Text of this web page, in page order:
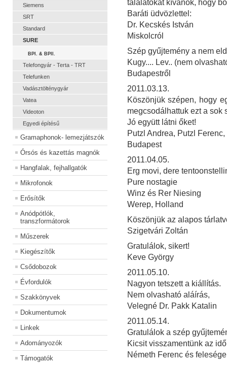
Siemens
SRT
Standard
SURE
BPI. & BPII.
Telefongyár - Terta - TRT
Telefunken
Vadásztölténygyár
Vatea
Videoton
Egyedi építésű
Gramaphonok- lemezjátszók
Órsós és kazettás magnók
Hangfalak, fejhallgatók
Mikrofonok
Erősítők
Anódpótlók,
transzformátorok
Műszerek
Kiegészítők
Csődobozok
Évfordulók
Szakkönyvek
Dokumentumok
Linkek
Adományozók
Támogatók
találatokat kívánok, hogy
Baráti üdvözlettel:
Dr. Kecskés István
Miskolcról
Szép gyűjtemény a nem
Kugy.... Lev.. (nem
Budapestről
2011.03.13.
Köszönjük szépen, hogy
megcsodálhattuk ezt a sok
Jó együtt látni őket!
Putzl Andrea, Putzl
Budapest
2011.04.05.
Erg movi, dere
Pure nostagie
Winz és Rer Niesing
Werep, Holland
Köszönjük az alapos
Szigetvári Zoltán
Gratulálok, sikert!
Keve György
2011.05.10.
Nagyon tetszett a kiállítás.
Nem olvasható aláírás,
Velegné Dr. Pakk Katalin
2011.05.14.
Gratulálok a szép
Kicsit visszamentünk az
Németh Ferenc és